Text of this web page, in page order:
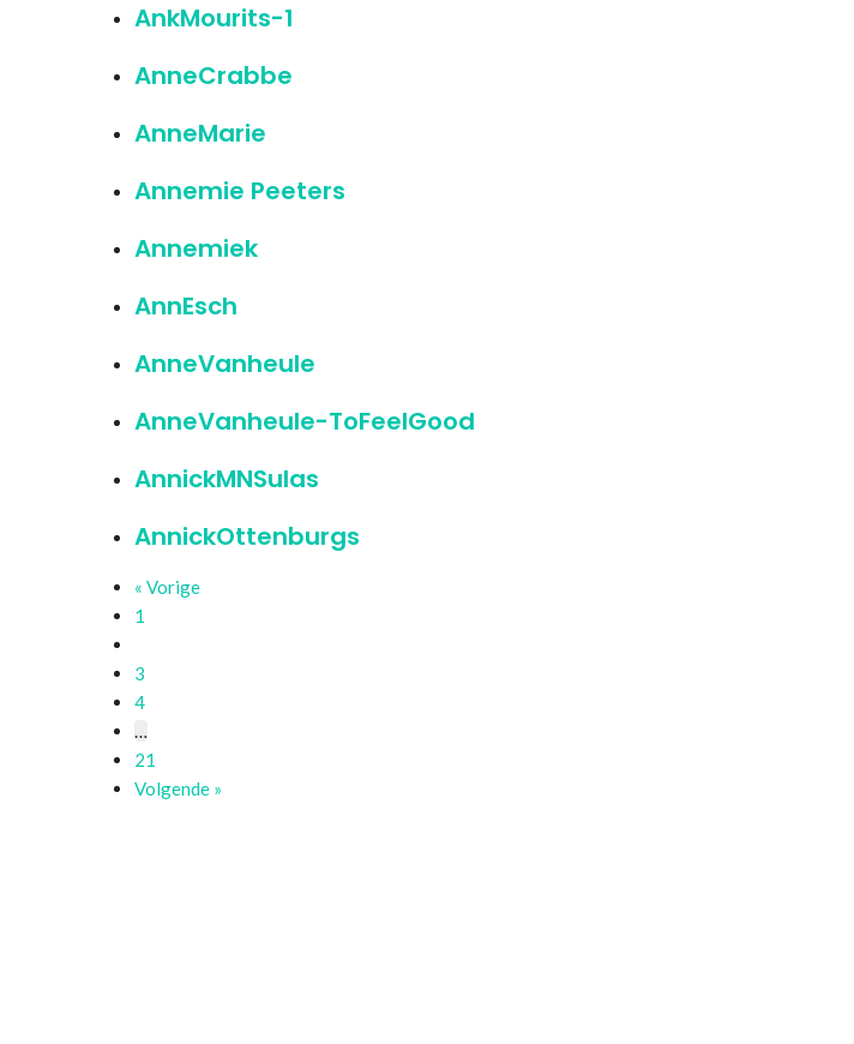
AnkMourits-1
AnneCrabbe
AnneMarie
Annemie Peeters
Annemiek
AnnEsch
AnneVanheule
AnneVanheule-ToFeelGood
AnnickMNSulas
AnnickOttenburgs
« Vorige
Pagina
1
Pagina
3
Pagina
4
…
Pagina
21
Volgende »